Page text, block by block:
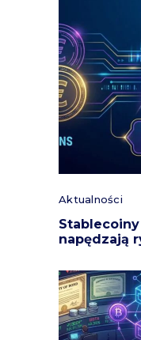
Aktualności
napędzają